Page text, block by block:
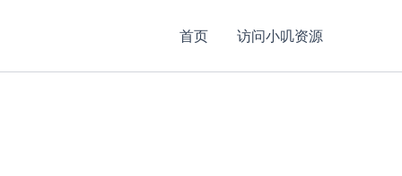
首页 访问小叽资源